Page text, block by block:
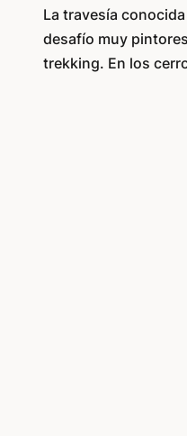
La travesía
desafío muy
trekking. En los